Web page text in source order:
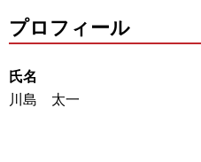
プロフィール
氏名
川島 太一